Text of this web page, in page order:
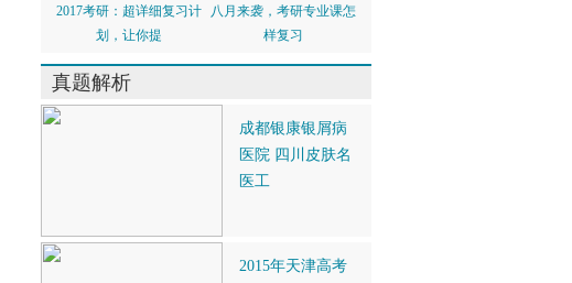
2017考研：超详细复习计
划，让你提
八月来袭，考研专业课怎
样复习
真题解析
成都银康银屑病
医院 四川皮肤名
医工
2015年天津高考